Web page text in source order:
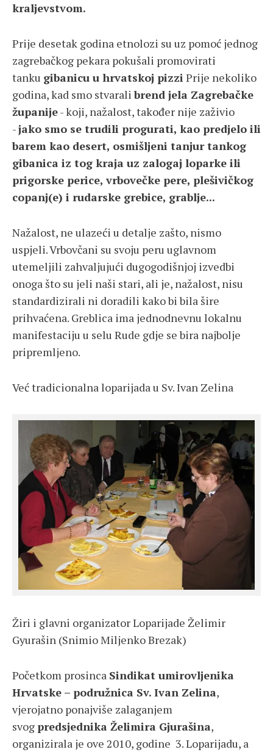
kraljevstvom.
Prije desetak godina etnolozi su uz pomoć jednog
zagrebačkog pekara pokušali promovirati
tanku gibanicu u hrvatskoj pizziPrije nekoliko
godina, kad smo stvaralibrend jela Zagrebačke
županije- koji, nažalost, također nije zaživio
-jako smo se trudili progurati, kao predjelo ili
barem kao desert, osmišljeni tanjur tankog
gibanica iz tog kraja uz zalogaj loparke ili
prigorske perice, vrbovečke pere, plešivičkog
copanj(e) i rudarske grebice, grablje...
Nažalost, ne ulazeći u detalje zašto, nismo
uspjeli. Vrbovčani su svoju peru uglavnom
utemeljili zahvaljujući dugogodišnjoj izvedbi
onoga što su jeli naši stari, ali je, nažalost, nisu
standardizirali ni doradili kako bi bila šire
prihvaćena. Greblica ima jednodnevnu lokalnu
manifestaciju u selu Rude gdje se bira najbolje
pripremljeno.
Već tradicionalna loparijada u Sv. Ivan Zelina
Žiri i glavni organizator Loparijade Želimir
Gyurašin (Snimio Miljenko Brezak)
Početkom prosinca Sindikat umirovljenika
Hrvatske – podružnica Sv. Ivan Zelina,
vjerojatno ponajviše zalaganjem
svog predsjednika Želimira Gjurašina,
organizirala je ove 2010, godine 3. Loparijadu, a